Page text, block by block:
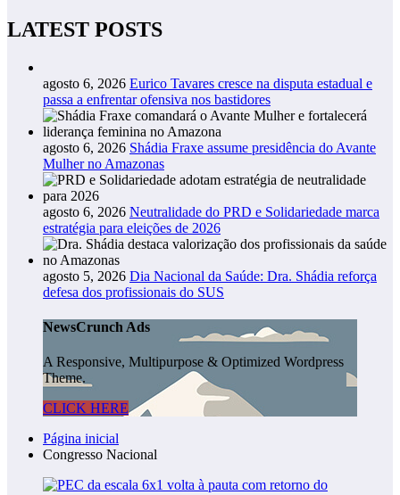
LATEST POSTS
agosto 6, 2026 Eurico Tavares cresce na disputa estadual e
passa a enfrentar ofensiva nos bastidores
agosto 6, 2026 Shádia Fraxe assume presidência do Avante
Mulher no Amazonas
agosto 6, 2026 Neutralidade do PRD e Solidariedade marca
estratégia para eleições de 2026
agosto 5, 2026 Dia Nacional da Saúde: Dra. Shádia reforça
defesa dos profissionais do SUS
NewsCrunch Ads
A Responsive, Multipurpose & Optimized Wordpress
Theme.
CLICK HERE
Página inicial
Congresso Nacional